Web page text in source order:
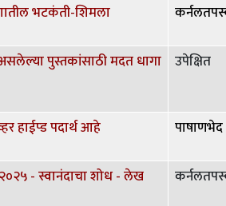
भटकंती-शिमला
पुस्तकांसाठी मदत धागा उपेक्षित
हाईप्ड पदार्थ आहे पाषाणभेद
- स्वानंदाचा शोध - लेख